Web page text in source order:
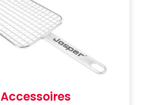
Accessoires